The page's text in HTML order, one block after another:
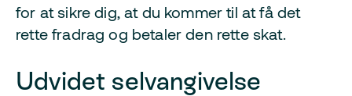
for at sikre dig, at du kommer til at få det
rette fradrag og betaler den rette skat.
Udvidet selvangivelse